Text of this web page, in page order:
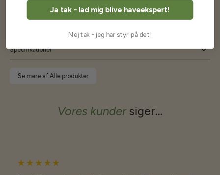
smag, når de får lov at modne helt på planten.
Minimum 10 frø
Specifikationer
Se mere af Alle produkter
Vores kundersiger...
Ja tak - lad mig blive haveekspert!
Nej tak - jeg har styr på det!